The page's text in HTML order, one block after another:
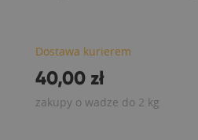
Dostawa kurierem
40,00 zł
zakupy o wadze do 2 kg